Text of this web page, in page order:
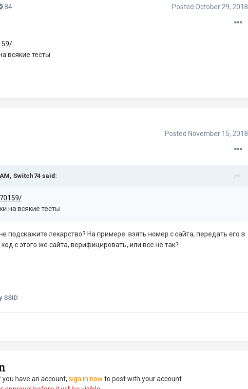
84 Posted October 29, 2018
всякие тесты
Posted November 15, 2018
Switch74 said:
на всякие тесты
подскажите лекарство? На примере: взять номер с сайта, передать его в
с этого же сайта, верифицировать, или всё не так?
SSID
have an account, sign in now to post with your account.